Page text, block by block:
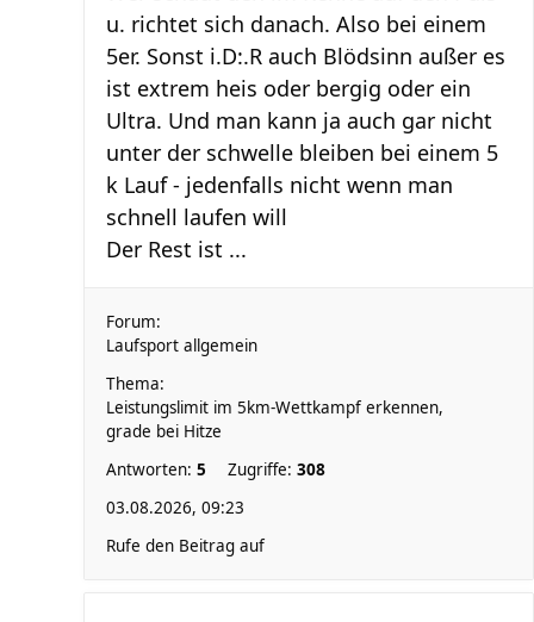
u. richtet sich danach. Also bei einem
5er. Sonst i.D:.R auch Blödsinn außer es
ist extrem heis oder bergig oder ein
Ultra. Und man kann ja auch gar nicht
unter der schwelle bleiben bei einem 5
k Lauf - jedenfalls nicht wenn man
schnell laufen will
Der Rest ist ...
Forum:
Laufsport allgemein
Thema:
Leistungslimit im 5km-Wettkampf erkennen,
grade bei Hitze
Antworten: 5 Zugriffe: 308
03.08.2026, 09:23
Rufe den Beitrag auf